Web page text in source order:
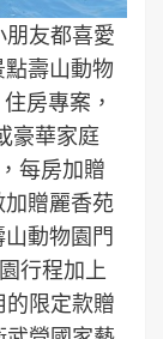
友都喜愛
壽山動物
房專案，
豪華家庭
每房加贈
加贈麗香苑
動物園門
行程加上
限定款贈